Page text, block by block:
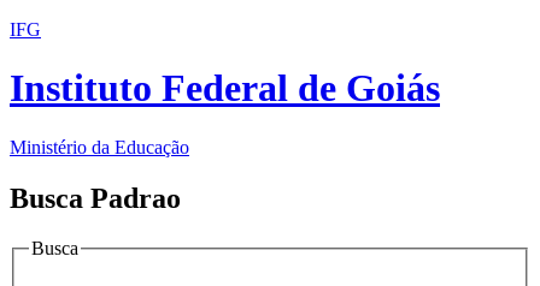
IFG
Instituto Federal de Goiás
Ministério da Educação
Busca Padrao
Busca